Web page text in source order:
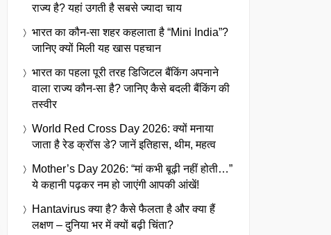
राज्य है? यहां उगती है सबसे ज्यादा चाय
भारत का कौन-सा शहर कहलाता है “Mini India”?
जानिए क्यों मिली यह खास पहचान
भारत का पहला पूरी तरह डिजिटल बैंकिंग अपनाने
वाला राज्य कौन-सा है? जानिए कैसे बदली बैंकिंग की
तस्वीर
World Red Cross Day 2026: क्यों मनाया
जाता है रेड क्रॉस डे? जानें इतिहास, थीम, महत्व
Mother’s Day 2026: “मां कभी बूढ़ी नहीं होती…”
ये कहानी पढ़कर नम हो जाएंगी आपकी आंखें!
Hantavirus क्या है? कैसे फैलता है और क्या हैं
लक्षण – दुनिया भर में क्यों बढ़ी चिंता?